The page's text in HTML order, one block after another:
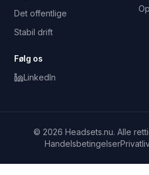
Det offentlige
Stabil drift
Følg os
LinkedIn
© 2026 Headsets.nu. Alle
Handelsbetingelser